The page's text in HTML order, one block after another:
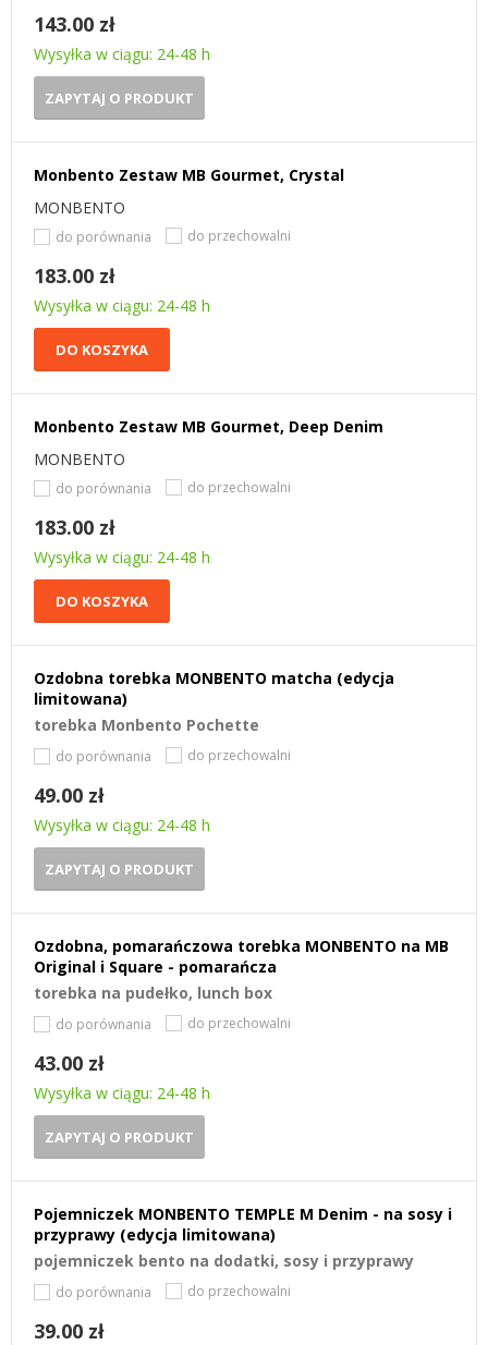
143.00 zł
Wysyłka w ciągu: 24-48 h
ZAPYTAJ O PRODUKT
Monbento Zestaw MB Gourmet, Crystal
MONBENTO
do porównania do przechowalni
183.00 zł
Wysyłka w ciągu: 24-48 h
DO KOSZYKA
Monbento Zestaw MB Gourmet, Deep Denim
MONBENTO
do porównania do przechowalni
183.00 zł
Wysyłka w ciągu: 24-48 h
DO KOSZYKA
Ozdobna torebka MONBENTO matcha (edycja
limitowana)
torebka Monbento Pochette
do porównania do przechowalni
49.00 zł
Wysyłka w ciągu: 24-48 h
ZAPYTAJ O PRODUKT
Ozdobna, pomarańczowa torebka MONBENTO na MB
Original i Square - pomarańcza
torebka na pudełko, lunch box
do porównania do przechowalni
43.00 zł
Wysyłka w ciągu: 24-48 h
ZAPYTAJ O PRODUKT
Pojemniczek MONBENTO TEMPLE M Denim - na sosy i
przyprawy (edycja limitowana)
pojemniczek bento na dodatki, sosy i przyprawy
do porównania do przechowalni
39.00 zł